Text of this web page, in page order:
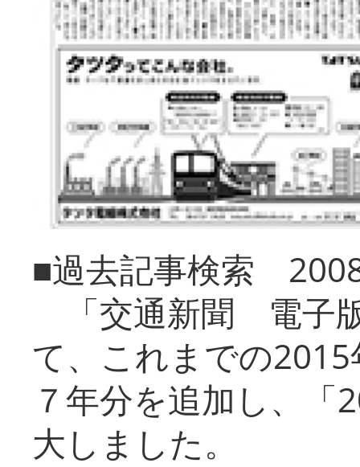
■過去記事検索
「交通新聞 電子
て、これまでの
７年分を追加し、「
大しまし